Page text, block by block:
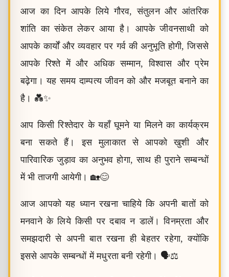
आज का दिन आपके लिये गौरव, संतुलन और आंतरिक
शांति का संकेत लेकर आया है। आपके जीवनसाथी को
आपके कार्यों और व्यवहार पर गर्व की अनुभूति होगी, जिससे
आपके रिश्ते में और अधिक सम्मान, विश्वास और प्रेम
बढ़ेगा। यह समय दाम्पत्य जीवन को और मजबूत बनाने का
है। 💑✨
आप किसी रिश्तेदार के यहाँ घूमने या मिलने का कार्यक्रम
बना सकते हैं। इस मुलाकात से आपको खुशी और
पारिवारिक जुड़ाव का अनुभव होगा, साथ ही पुराने सम्बन्धों
में भी ताजगी आयेगी। 🏡😊
आज आपको यह ध्यान रखना चाहिये कि अपनी बातों को
मनवाने के लिये किसी पर दबाव न डालें। विनम्रता और
समझदारी से अपनी बात रखना ही बेहतर रहेगा, क्योंकि
इससे आपके सम्बन्धों में मधुरता बनी रहेगी। 🗣️⚖️